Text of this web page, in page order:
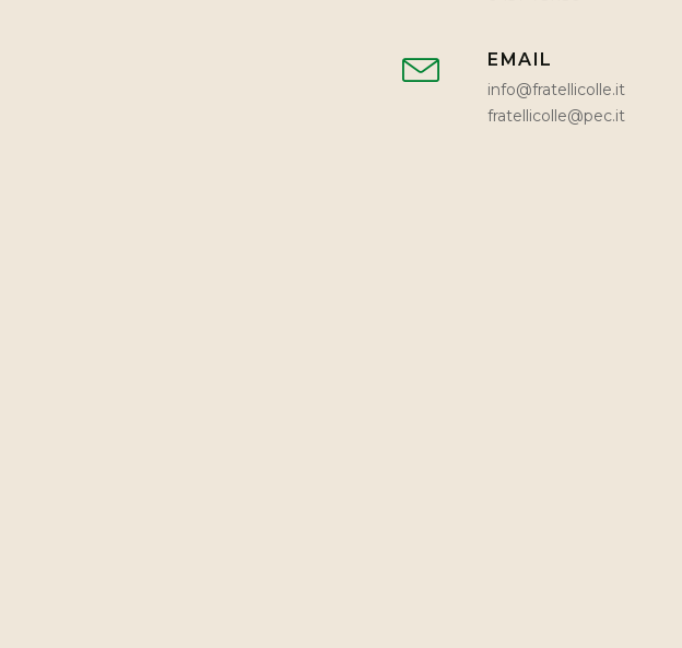
EMAIL
info@fratellicolle.it
fratellicolle@pec.it